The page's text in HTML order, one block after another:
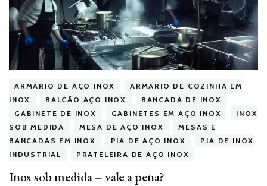
ARMÁRIO DE AÇO INOX
ARMÁRIO DE COZINHA EM
INOX
BALCÃO AÇO INOX
BANCADA DE INOX
GABINETE DE INOX
GABINETES EM AÇO INOX
INOX
SOB MEDIDA
MESA DE AÇO INOX
MESAS E
BANCADAS EM INOX
PIA DE AÇO INOX
PIA DE INOX
INDUSTRIAL
PRATELEIRA DE AÇO INOX
Inox sob medida – vale a pena?